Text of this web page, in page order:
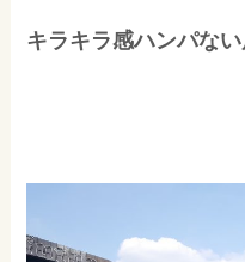
キラキラ感ハンパない